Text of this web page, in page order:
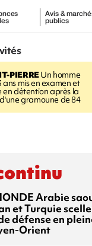
Avis &
publics
PIERREUn homme
ans mis en examen et
en détention après la
gramoune de 84
Arabie
et Turquie
défense en
Orient